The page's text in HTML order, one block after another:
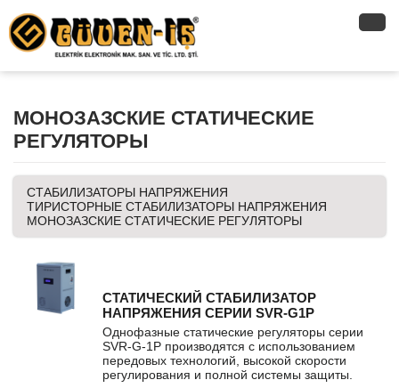
МОНОЗАЗСКИЕ СТАТИЧЕСКИЕ
РЕГУЛЯТОРЫ
СТАБИЛИЗАТОРЫ НАПРЯЖЕНИЯ
ТИРИСТОРНЫЕ СТАБИЛИЗАТОРЫ НАПРЯЖЕНИЯ
МОНОЗАЗСКИЕ СТАТИЧЕСКИЕ РЕГУЛЯТОРЫ
СТАТИЧЕСКИЙ СТАБИЛИЗАТОР
НАПРЯЖЕНИЯ СЕРИИ SVR-G1P
Однофазные статические регуляторы серии
SVR-G-1P производятся с использованием
передовых технологий, высокой скорости
регулирования и полной системы защиты.